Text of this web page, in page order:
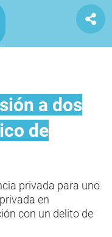
a dos
de
privada para uno
en
con un delito de